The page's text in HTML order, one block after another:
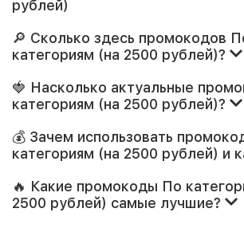
рублей)
🔎 Сколько здесь промокодов
категориям (на 2500 рублей)?
🍓 Насколько актуальные
категориям (на 2500 рублей)?
💰 Зачем использовать
категориям (на 2500 рублей) и
🔥 Какие промокоды По
2500 рублей) самые лучшие?